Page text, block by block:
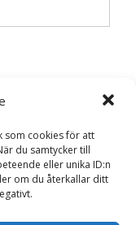
som cookies för att
du samtycker till
eller unika ID:n
om du återkallar ditt